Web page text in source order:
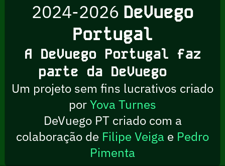
2024-2026 DeVuego
Portugal
A DeVuego Portugal faz
parte da DeVuego
Um projeto sem fins lucrativos criado
porYova Turnes
DeVuego PT criado com a
colaboração de Filipe Veiga e Pedro
Pimenta